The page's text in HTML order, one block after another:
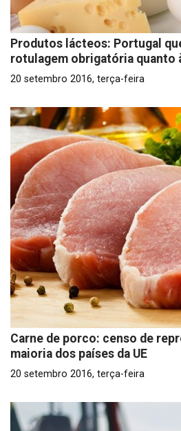
Produtos lácteos: Portugal
rotulagem obrigatória quanto
20 setembro 2016, terça-feira
Carne de porco: censo de
maioria dos países da UE
20 setembro 2016, terça-feira